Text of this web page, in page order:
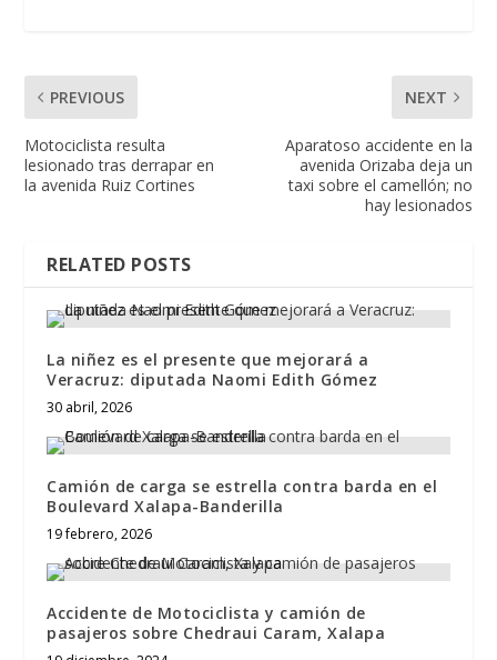
PREVIOUS
Motociclista resulta
lesionado tras derrapar en
la avenida Ruiz Cortines
NEXT
Aparatoso accidente en la
avenida Orizaba deja un
taxi sobre el camellón; no
hay lesionados
RELATED POSTS
La niñez es el presente que mejorará a
Veracruz: diputada Naomi Edith Gómez
30 abril, 2026
Camión de carga se estrella contra barda en el
Boulevard Xalapa-Banderilla
19 febrero, 2026
Accidente de Motociclista y camión de
pasajeros sobre Chedraui Caram, Xalapa